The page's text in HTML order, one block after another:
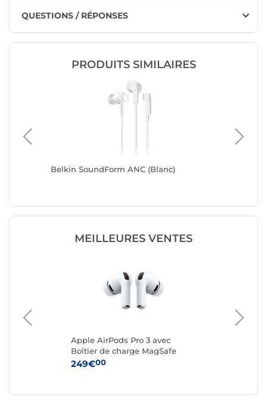
QUESTIONS / RÉPONSES
PRODUITS SIMILAIRES
Belkin SoundForm ANC (Blanc)
MEILLEURES VENTES
Apple AirPods Pro 3 avec
Boîtier de charge MagSafe
(USB-C)
249€00